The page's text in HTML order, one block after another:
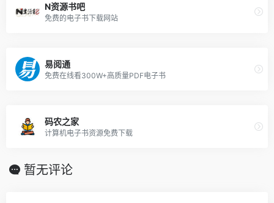
N资源书吧
免费的电子书下载网站
易阅通
免费在线看300W+高质量PDF电子书
码农之家
计算机电子书资源免费下载
暂无评论